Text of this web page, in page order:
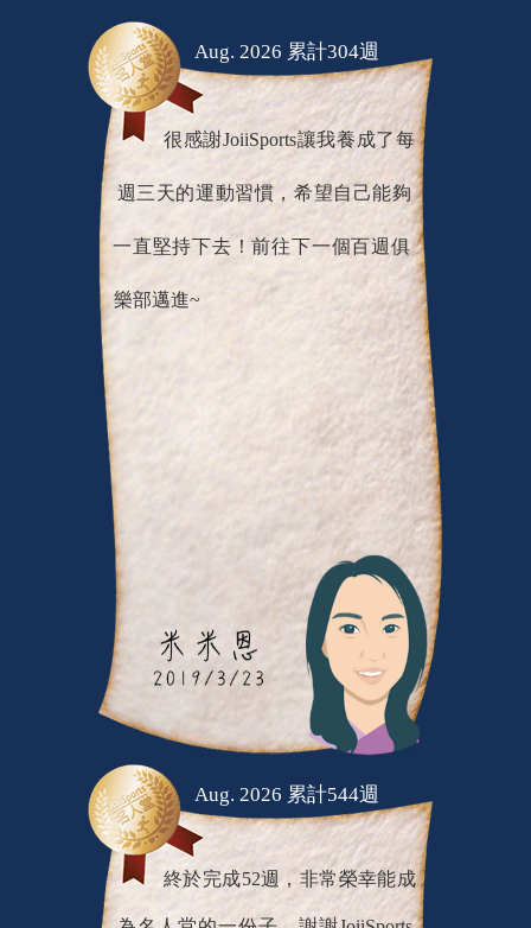
很感謝JoiiSports讓我養成了每
週三天的運動習慣，希望自己能夠
一直堅持下去！前往下一個百週俱
Aug. 2026 累計544週
終於完成52週，非常榮幸能成